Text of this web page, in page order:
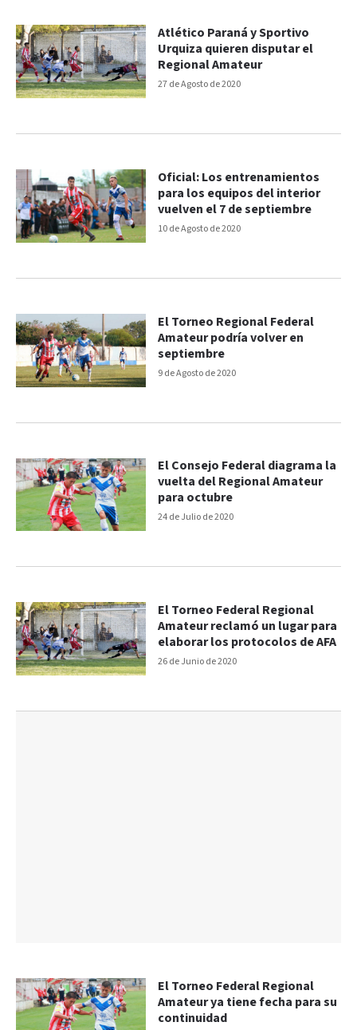
27 de Agosto de 2020
Atlético Paraná y Sportivo
Urquiza quieren disputar el
Regional Amateur
10 de Agosto de 2020
Oficial: Los entrenamientos
para los equipos del interior
vuelven el 7 de septiembre
9 de Agosto de 2020
El Torneo Regional Federal
Amateur podría volver en
septiembre
24 de Julio de 2020
El Consejo Federal diagrama la
vuelta del Regional Amateur
para octubre
26 de Junio de 2020
El Torneo Federal Regional
Amateur reclamó un lugar para
elaborar los protocolos de AFA
El Torneo Federal Regional
Amateur ya tiene fecha para su
continuidad